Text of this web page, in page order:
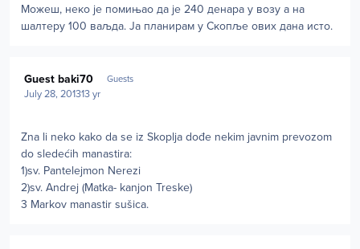
Можеш, неко је помињао да је 240 денара у возу а на
шалтеру 100 ваљда. Ја планирам у Скопље ових дана исто.
Guest baki70 Guests
July 28, 201313 yr
Zna li neko kako da se iz Skoplja dođe nekim javnim prevozom
do sledećih manastira:
1)sv. Pantelejmon Nerezi
2)sv. Andrej (Matka- kanjon Treske)
3 Markov manastir sušica.